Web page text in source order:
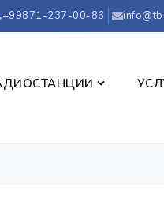
+99871-237-00-86